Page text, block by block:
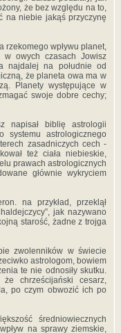
że bez względu na to,
na niebie jakąś przyczynę
rzekomego wpływu planet,
w owych czasach Jowisz
najdalej na południe od
że planeta owa ma w
Planety występujące w
swoje dobre cechy;
napisał biblię astrologii
systemu astrologicznego
zasadniczych cech -
też ciała niebieskie,
prawach astrologicznych
głównie wykryciem
na przykład, przeklął
jak nazywano
starość, żadne z trojga
zwolenników w świecie
astrologom, bowiem
te nie odnosiły skutku.
chrześcijański cesarz,
po czym obwozić ich po
średniowiecznych
na sprawy ziemskie,